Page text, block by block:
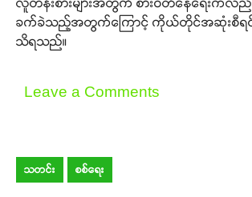
လူတန်းစားများအတွက် စားဝတ်နေရေးက
ခက်ခဲသည့်အတွက်ကြောင့် ကိုယ်တိုင်အဆုံးစီရင်သွ
သိရသည်။
Leave a Comments
သတင်း စစ်ရေး